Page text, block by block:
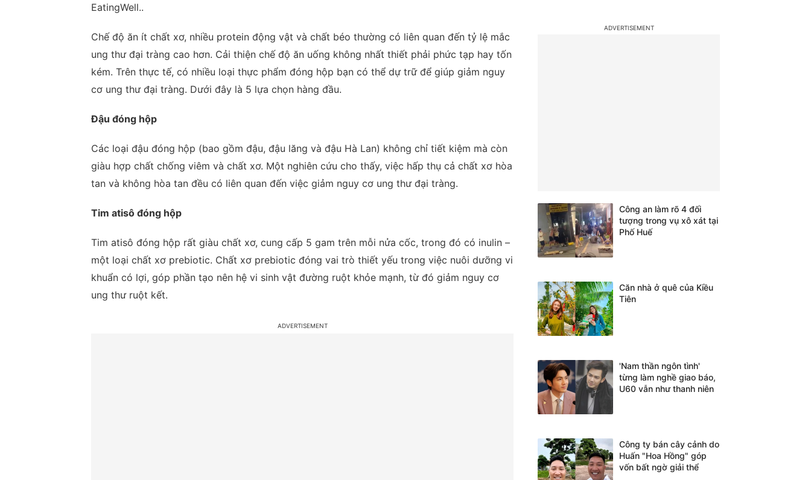
EatingWell..
Chế độ ăn ít chất xơ, nhiều protein động vật và chất béo thường có liên quan đến tỷ lệ mắc
ung thư đại tràng cao hơn. Cải thiện chế độ ăn uống không nhất thiết phải phức tạp hay tốn
kém. Trên thực tế, có nhiều loại thực phẩm đóng hộp bạn có thể dự trữ để giúp giảm nguy
cơ ung thư đại tràng. Dưới đây là 5 lựa chọn hàng đầu.
Đậu đóng hộp
Các loại đậu đóng hộp (bao gồm đậu, đậu lăng và đậu Hà Lan) không chỉ tiết kiệm mà còn
giàu hợp chất chống viêm và chất xơ. Một nghiên cứu cho thấy, việc hấp thụ cả chất xơ hòa
tan và không hòa tan đều có liên quan đến việc giảm nguy cơ ung thư đại tràng.
Tim atisô đóng hộp
Tim atisô đóng hộp rất giàu chất xơ, cung cấp 5 gam trên mỗi nửa cốc, trong đó có inulin –
một loại chất xơ prebiotic. Chất xơ prebiotic đóng vai trò thiết yếu trong việc nuôi dưỡng vi
khuẩn có lợi, góp phần tạo nên hệ vi sinh vật đường ruột khỏe mạnh, từ đó giảm nguy cơ
ung thư ruột kết.
Công an làm rõ 4 đối
tượng trong vụ xô xát tại
Phố Huế
Căn nhà ở quê của Kiều
Tiên
'Nam thần ngôn tình'
từng làm nghề giao báo,
U60 vẫn như thanh niên
Công ty bán cây cảnh do
Huấn "Hoa Hồng" góp
vốn bất ngờ giải thể